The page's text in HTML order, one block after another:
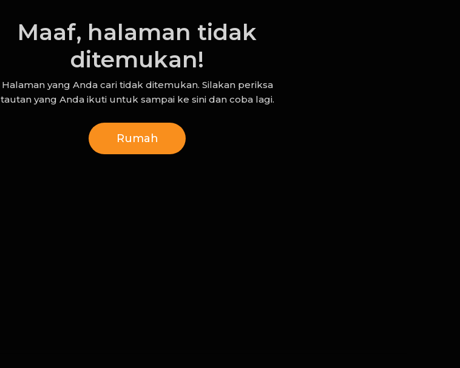
Maaf, halaman tidak
ditemukan!
Halaman yang Anda cari tidak ditemukan. Silakan periksa
tautan yang Anda ikuti untuk sampai ke sini dan coba lagi.
Rumah